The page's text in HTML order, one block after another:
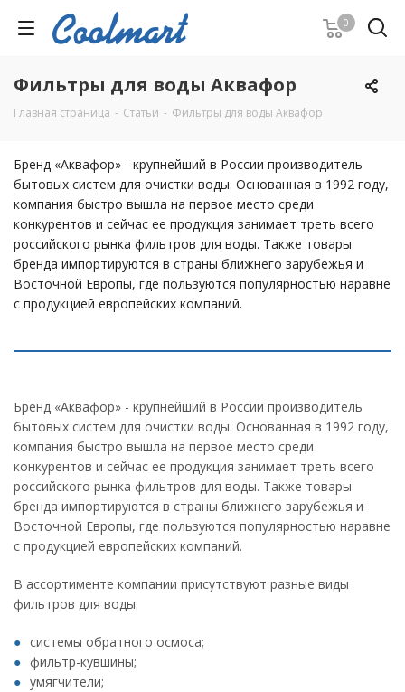
0
Фильтры для воды Аквафор
Главная страница - Статьи - Фильтры для воды Аквафор
Бренд «Аквафор» - крупнейший в России производитель
бытовых систем для очистки воды. Основанная в 1992 году,
компания быстро вышла на первое место среди
конкурентов и сейчас ее продукция занимает треть всего
российского рынка фильтров для воды. Также товары
бренда импортируются в страны ближнего зарубежья и
Восточной Европы, где пользуются популярностью наравне
с продукцией европейских компаний.
Бренд «Аквафор» - крупнейший в России производитель
бытовых систем для очистки воды. Основанная в 1992 году,
компания быстро вышла на первое место среди
конкурентов и сейчас ее продукция занимает треть всего
российского рынка фильтров для воды. Также товары
бренда импортируются в страны ближнего зарубежья и
Восточной Европы, где пользуются популярностью наравне
с продукцией европейских компаний.
В ассортименте компании присутствуют разные виды
фильтров для воды:
системы обратного осмоса;
фильтр-кувшины;
умягчители;